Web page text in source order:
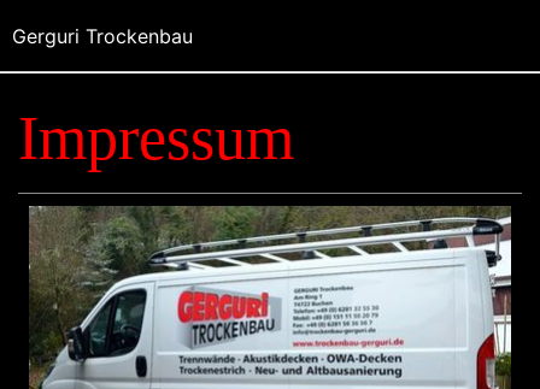
Impressum
Gerguri Trockenbau